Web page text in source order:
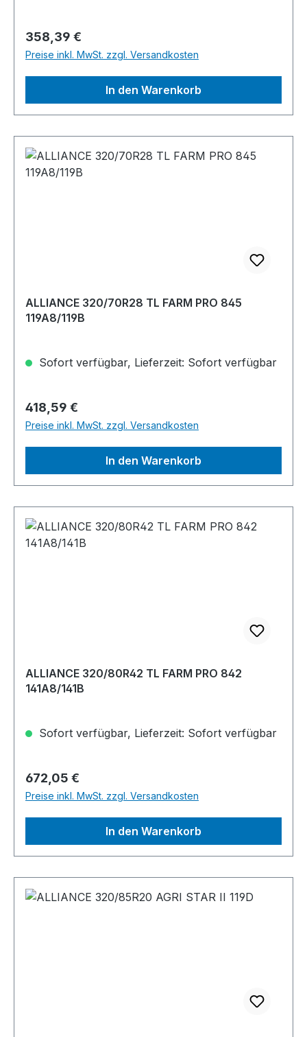
Regulärer Preis:
358,39 €
Preise inkl. MwSt. zzgl. Versandkosten
In den Warenkorb
ALLIANCE 320/70R28 TL FARM PRO 845
119A8/119B
Sofort verfügbar, Lieferzeit: Sofort verfügbar
Regulärer Preis:
418,59 €
Preise inkl. MwSt. zzgl. Versandkosten
In den Warenkorb
ALLIANCE 320/80R42 TL FARM PRO 842
141A8/141B
Sofort verfügbar, Lieferzeit: Sofort verfügbar
Regulärer Preis:
672,05 €
Preise inkl. MwSt. zzgl. Versandkosten
In den Warenkorb